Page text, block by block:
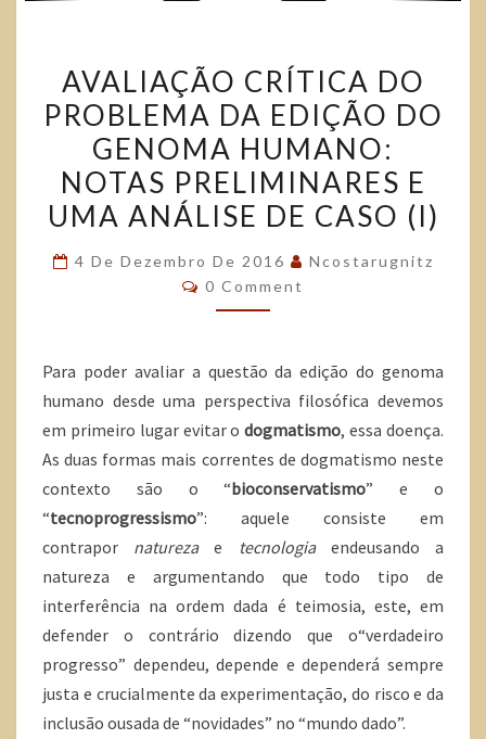
AVALIAÇÃO CRÍTICA DO
PROBLEMA DA EDIÇÃO DO
GENOMA HUMANO:
NOTAS PRELIMINARES E
UMA ANÁLISE DE CASO (I)
4 De Dezembro De 2016
Ncostarugnitz
0 Comment
Para poder avaliar a questão da edição do genoma
humano desde uma perspectiva filosófica devemos
em primeiro lugar evitar odogmatismo, essa doença.
As duas formas mais correntes de dogmatismo neste
contexto são o “bioconservatismo” e o
“tecnoprogressismo”: aquele consiste em
contrapor naturezae tecnologia endeusando a
natureza e argumentando que todo tipo de
interferência na ordem dada é teimosia, este, em
defender o contrário dizendo que o“verdadeiro
progresso” dependeu, depende e dependerá sempre
justa e crucialmente da experimentação, do risco e da
inclusão ousada de “novidades” no “mundo dado”.